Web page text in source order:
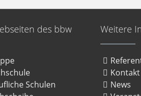
des bbw
Schulen
Weitere
Kontakt
News